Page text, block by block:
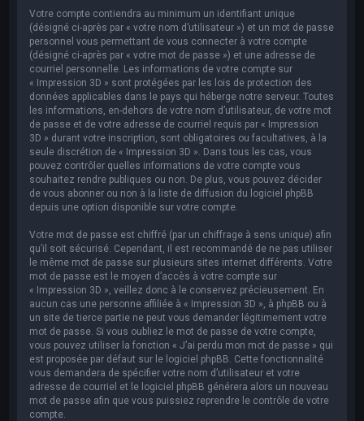
Votre compte contiendra au minimum un identifiant unique
(désigné ci-après par « votre nom d’utilisateur ») et un mot de passe
personnel vous permettant de vous connecter à votre compte
(désigné ci-après par « votre mot de passe ») et une adresse de
courriel personnelle. Les informations de votre compte sur
« Impression 3D » sont protégées par les lois de protection des
données applicables dans le pays qui héberge notre serveur. Toutes
les informations, en-dehors de votre nom d’utilisateur, de votre mot
de passe et de votre adresse de courriel requis par « Impression
3D » durant votre inscription, sont obligatoires ou facultatives, à la
seule discrétion de « Impression 3D ». Dans tous les cas, vous
pouvez contrôler quelles informations de votre compte vous
souhaitez rendre publiques ou non. De plus, vous pouvez décider
de vous abonner ou non à la liste de diffusion du logiciel phpBB
depuis une option disponible sur votre compte.
Votre mot de passe est chiffré (par un chiffrage à sens unique) afin
qu’il soit sécurisé. Cependant, il est recommandé de ne pas utiliser
le même mot de passe sur plusieurs sites internet différents. Votre
mot de passe est le moyen d’accès à votre compte sur
« Impression 3D », veillez donc à le conservez précieusement. En
aucun cas une personne affiliée à « Impression 3D », à phpBB ou à
un site de tierce partie ne peut vous demander légitimement votre
mot de passe. Si vous oubliez le mot de passe de votre compte,
vous pouvez utiliser la fonction « J’ai perdu mon mot de passe » qui
est proposée par défaut sur le logiciel phpBB. Cette fonctionnalité
vous demandera de spécifier votre nom d’utilisateur et votre
adresse de courriel et le logiciel phpBB générera alors un nouveau
mot de passe afin que vous puissiez reprendre le contrôle de votre
compte.